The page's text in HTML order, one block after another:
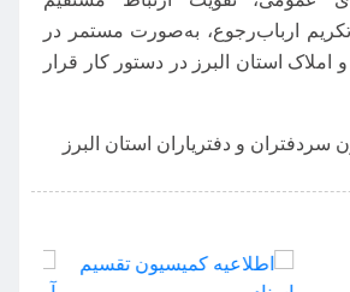
ارباب‌رجوع، به‌صورت مستمر در
املاک استان البرز در دستور کار قرار
سردفتران و دفتریاران استان البرز